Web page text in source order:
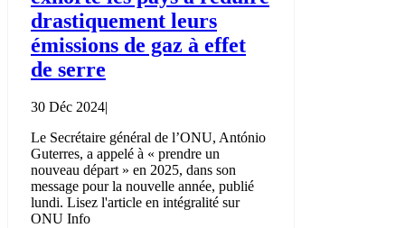
drastiquement leurs
émissions de gaz à effet
de serre
30 Déc 2024|
Le Secrétaire général de l’ONU, António
Guterres, a appelé à « prendre un
nouveau départ » en 2025, dans son
message pour la nouvelle année, publié
lundi. Lisez l'article en intégralité sur
ONU Info